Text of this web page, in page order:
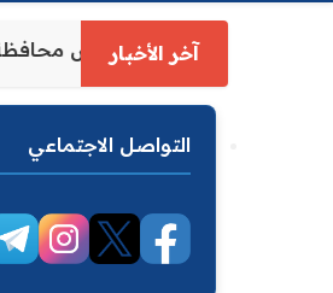
آخر الأخبار
وكيل وزارة العدل الاقدم يبحث مع
التواصل الاجتماعي